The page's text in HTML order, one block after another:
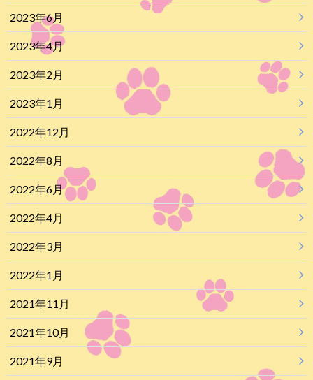
2023年6月
2023年4月
2023年2月
2023年1月
2022年12月
2022年8月
2022年6月
2022年4月
2022年3月
2022年1月
2021年11月
2021年10月
2021年9月